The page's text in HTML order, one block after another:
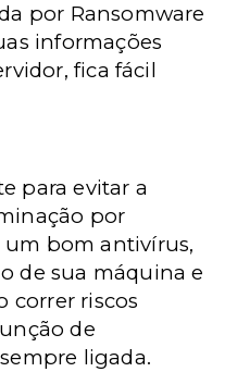
por Ransomware
informações
fica fácil
para evitar a
por
um bom antivírus,
de sua máquina e
correr riscos
de
ligada.